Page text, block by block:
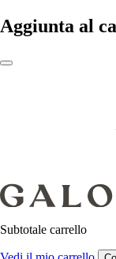
Aggiunta al
Subtotale carrello